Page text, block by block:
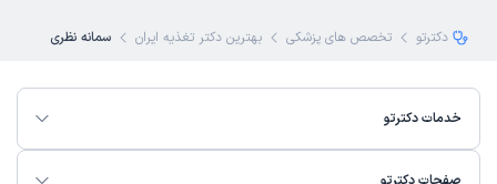
دکترتو تخصص های پزشکی بهترین دکتر تغذیه ایران سمانه نظری
خدمات دکترتو